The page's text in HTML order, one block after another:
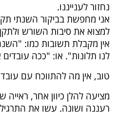
נחזור לענייננו.
אני מחפשת בביקור השנתי
למצוא את סיבות השורש
אין מקבלת תשובות כמו:
לנו תלונות". או: "ככה
טוב, אין מה להתווכח עם
מציעה להלן כיוון אחר,
רעננה ושונה. עשו את התרגיל